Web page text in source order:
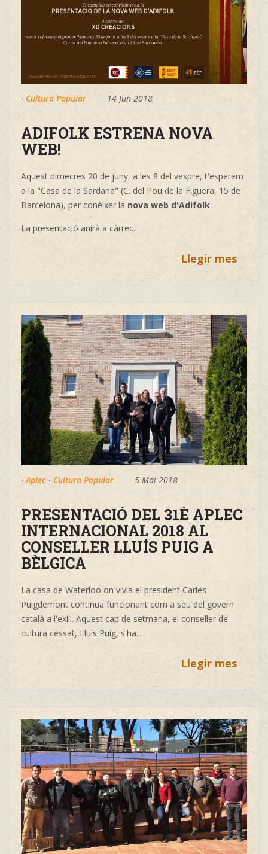
· Cultura Popular 14 Jun 2018
ADIFOLK ESTRENA NOVA
WEB!
Aquest dimecres 20 de juny, a les 8 del vespre, t'esperem
a la "Casa de la Sardana" (C. del Pou de la Figuera, 15 de
Barcelona), per conèixer la nova web d'Adifolk.
La presentació anirà a càrrec...
Llegir mes
·Aplec · Cultura Popular 5 Mai 2018
PRESENTACIÓ DEL 31È APLEC
INTERNACIONAL 2018 AL
CONSELLER LLUÍS PUIG A
BÈLGICA
La casa de Waterloo on vivia el president Carles
Puigdemont continua funcionant com a seu del govern
català a l'exili. Aquest cap de setmana, el conseller de
cultura cessat, Lluís Puig, s'ha...
Llegir mes